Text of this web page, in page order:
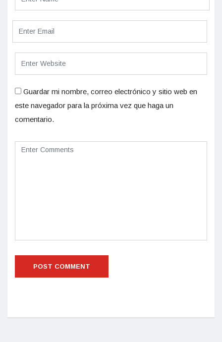
Guardar mi nombre, correo electrónico y sitio web en
este navegador para la próxima vez que haga un
comentario.